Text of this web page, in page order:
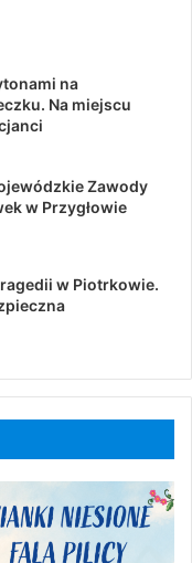
na
Na miejscu
Zawody
w Przygłowie
w Piotrkowie.